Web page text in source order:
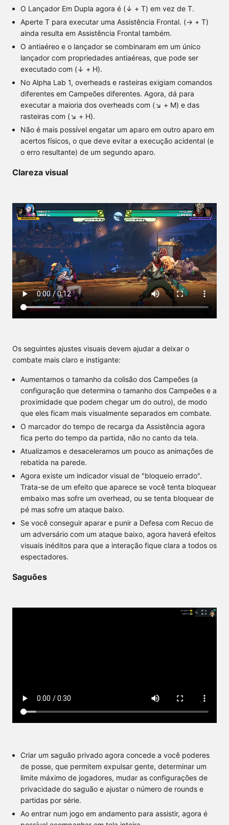
O Lançador Em Dupla agora é (↓ + T) em vez de T.
Aperte T para executar uma Assistência Frontal. (→ + T)
ainda resulta em Assistência Frontal também.
O antiaéreo e o lançador se combinaram em um único
lançador com propriedades antiaéreas, que pode ser
executado com (↓ + H).
No Alpha Lab 1, overheads e rasteiras exigiam comandos
diferentes em Campeões diferentes. Agora, dá para
executar a maioria dos overheads com (↘ + M) e das
rasteiras com (↘ + H).
Não é mais possível engatar um aparo em outro aparo em
acertos físicos, o que deve evitar a execução acidental (e
o erro resultante) de um segundo aparo.
Clareza visual
Os seguintes ajustes visuais devem ajudar a deixar o
combate mais claro e instigante:
Aumentamos o tamanho da colisão dos Campeões (a
configuração que determina o tamanho dos Campeões e a
proximidade que podem chegar um do outro), de modo
que eles ficam mais visualmente separados em combate.
O marcador do tempo de recarga da Assistência agora
fica perto do tempo da partida, não no canto da tela.
Atualizamos e desaceleramos um pouco as animações de
rebatida na parede.
Agora existe um indicador visual de "bloqueio errado".
Trata-se de um efeito que aparece se você tenta bloquear
embaixo mas sofre um overhead, ou se tenta bloquear de
pé mas sofre um ataque baixo.
Se você conseguir aparar e punir a Defesa com Recuo de
um adversário com um ataque baixo, agora haverá efeitos
visuais inéditos para que a interação fique clara a todos os
espectadores.
Saguões
Criar um saguão privado agora concede a você poderes
de posse, que permitem expulsar gente, determinar um
limite máximo de jogadores, mudar as configurações de
privacidade do saguão e ajustar o número de rounds e
partidas por série.
Ao entrar num jogo em andamento para assistir, agora é